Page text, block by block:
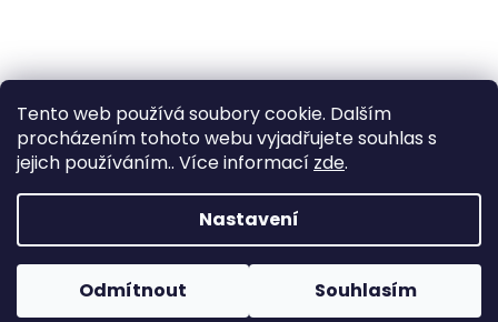
Tento web používá soubory cookie. Dalším
procházením tohoto webu vyjadřujete souhlas s
jejich používáním.. Více informací zde.
Nastavení
Odmítnout Souhlasím
Vytvořil Shoptet
Copyright 2026Zahrada Výstaviště. Všechna práva
vyhrazena.
Upravit nastavení cookies